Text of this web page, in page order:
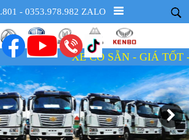
- 0353.978.982 ZALO
CÓ SẴN - GIÁ TỐT - UY TÍN - TẬN